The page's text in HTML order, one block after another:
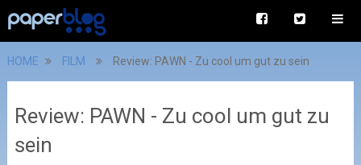
HOME FILM Review: PAWN - Zu cool um gut zu sein
Review: PAWN - Zu cool um gut zu
sein